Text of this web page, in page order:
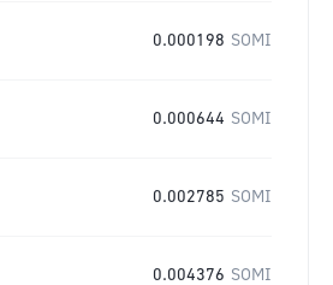
0.000198 SOMI
0.000644 SOMI
0.002785 SOMI
0.004376 SOMI